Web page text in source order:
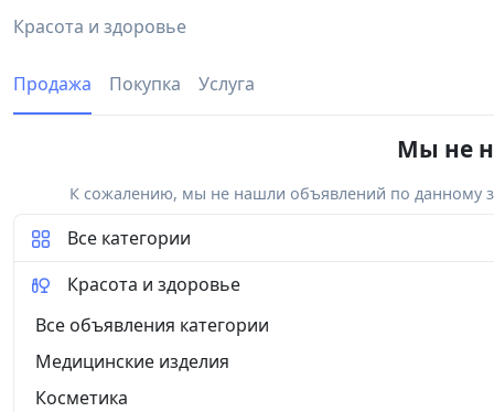
Красота и здоровье
Продажа Покупка Услуга
Мы не
К сожалению, мы не нашли объявлений по данному
Все категории
Красота и здоровье
Все объявления категории
Медицинские изделия
Косметика